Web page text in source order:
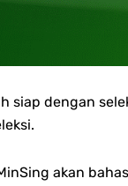
siap dengan
akan